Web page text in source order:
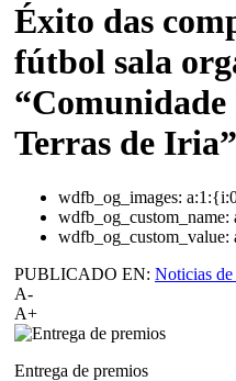
Éxito das
fútbol sala
Terras de Iria”
wdfb_og_images:
wdfb_og_custom_name:
wdfb_og_custom_value:
PUBLICADO EN: Noticias
A-
A+
Entrega de premios